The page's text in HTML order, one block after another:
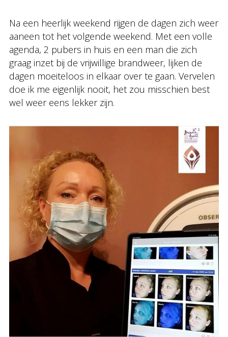
Na een heerlijk weekend rijgen de dagen zich weer
aaneen tot het volgende weekend. Met een volle
agenda, 2 pubers in huis en een man die zich
graag inzet bij de vrijwillige brandweer, lijken de
dagen moeiteloos in elkaar over te gaan. Vervelen
doe ik me eigenlijk nooit, het zou misschien best
wel weer eens lekker zijn.